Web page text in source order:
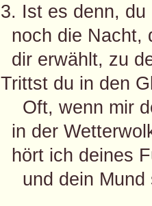
3. Ist es denn,
noch die Nacht,
dir erwählt, zu
Trittst du in den
Oft, wenn mir
in der
hört ich deines
und dein Mund